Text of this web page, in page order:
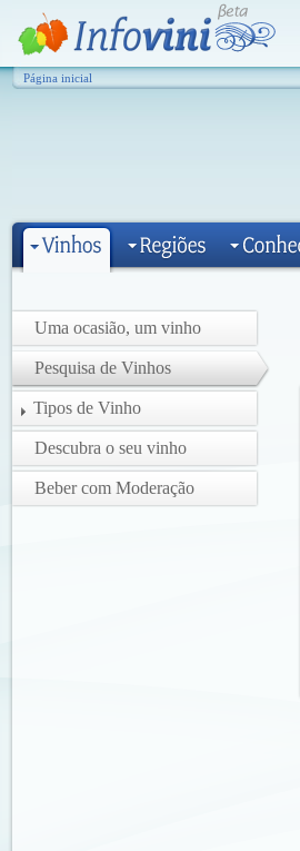
Página inicial
Uma ocasião, um vinho
Pesquisa de Vinhos
Tipos de Vinho
Descubra o seu vinho
Beber com Moderação